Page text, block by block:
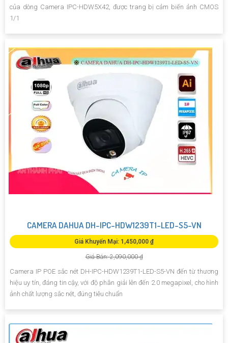
của dòng Camera IPC-HDW5X42, được trang bị cảm biến ảnh CMOS
1/1
CAMERA DAHUA DH-IPC-HDW1239T1-LED-S5-VN
Giá Khuyến Mại: 1,450,000 ₫
Giá Bán: 2,090,000 ₫
Camera IP POE sắc nét DH-IPC-HDW1239T1-LED-S5-VN đến từ thương
hiệu uy tín, đáng tin cậy, với độ phân giải lên đến 2.0 megapixel, cho hình
ảnh chất lượng sắc nét, đúng tiêu chuẩn